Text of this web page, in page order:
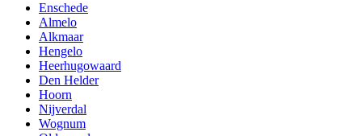
Enschede
Almelo
Alkmaar
Hengelo
Heerhugowaard
Den Helder
Hoorn
Nijverdal
Wognum